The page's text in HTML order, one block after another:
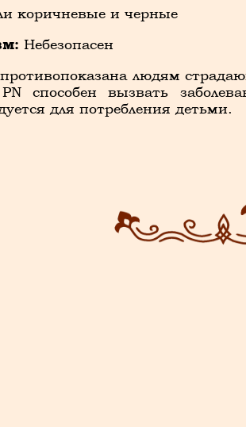
коричневые и черные
Небезопасен
людям
способен вызвать
для потребления детьми.